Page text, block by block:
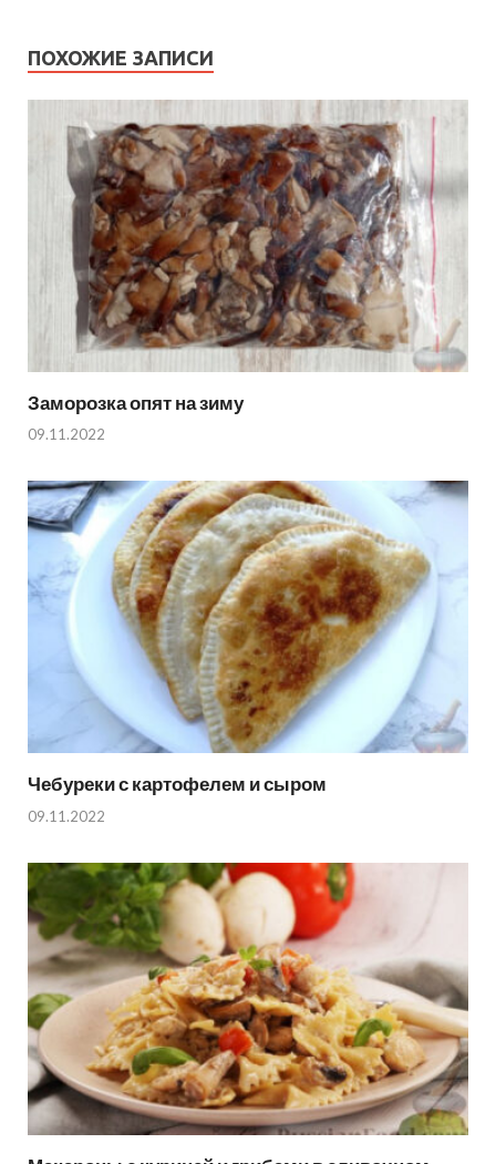
ПОХОЖИЕ ЗАПИСИ
Заморозка опят на зиму
09.11.2022
Чебуреки с картофелем и сыром
09.11.2022